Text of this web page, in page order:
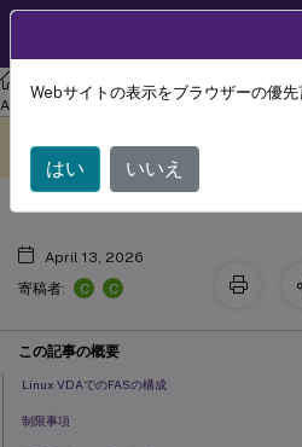
リナックス バーチャル デリバリー エ
Agent 2210
翻訳されています。
フェデレーション認
April 13, 2026
寄稿者:
C C
この記事の概要
Linux VDAでのFASの構成
制限事項
Webサイトの表示をブラウザーの優
はい いいえ